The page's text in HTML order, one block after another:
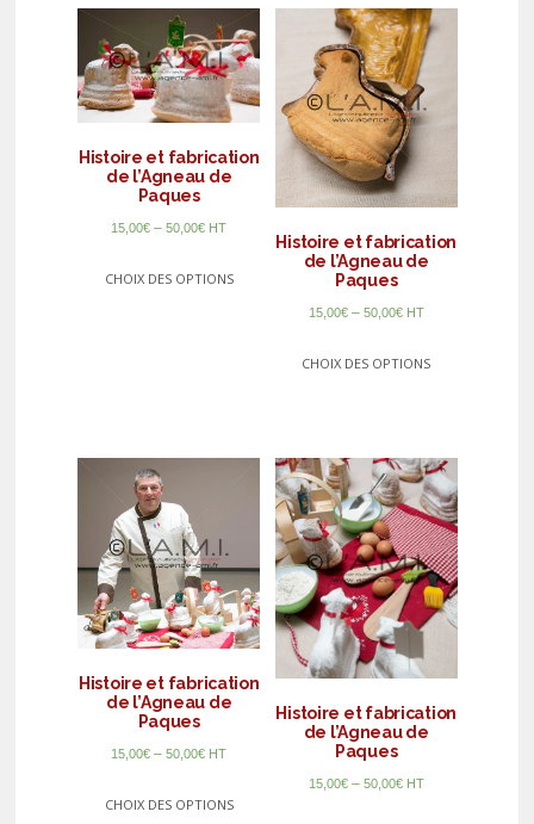
Histoire et fabrication
de l’Agneau de
Paques
15,00€ –50,00€ HT
CHOIX DES OPTIONS
Histoire et fabrication
de l’Agneau de
Paques
15,00€– 50,00€ HT
CHOIX DES OPTIONS
Histoire et fabrication
de l’Agneau de
Paques
15,00€ –50,00€ HT
CHOIX DES OPTIONS
Histoire et fabrication
de l’Agneau de
Paques
15,00€– 50,00€ HT